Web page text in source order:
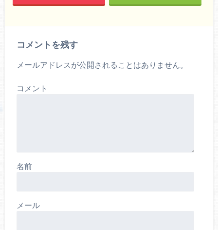
コメントを残す
メールアドレスが公開されることはありません。
コメント
名前
メール